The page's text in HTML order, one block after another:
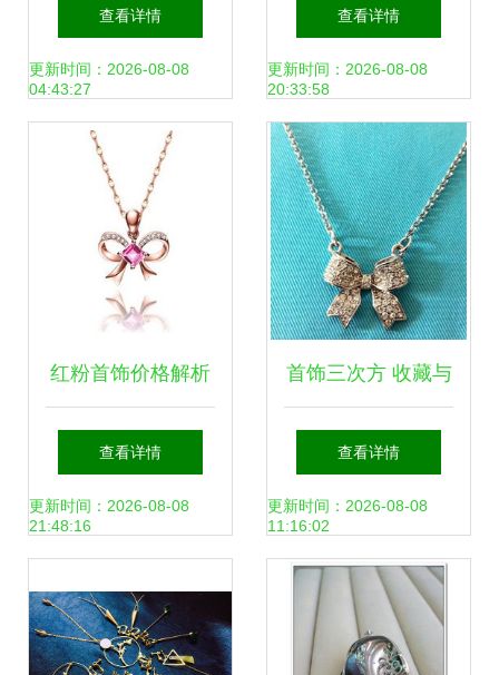
吗？51比购返利网
比价全解析
查看详情
更新时间：2026-08-08
04:43:27
的品质之选与比价
指南
查看详情
更新时间：2026-08-08
20:33:58
红粉首饰价格解析
30元以上商品推荐
与51比购返利网比
查看详情
更新时间：2026-08-08
21:48:16
首饰三次方 收藏与
佩戴的艺术进阶
查看详情
更新时间：2026-08-08
11:16:02